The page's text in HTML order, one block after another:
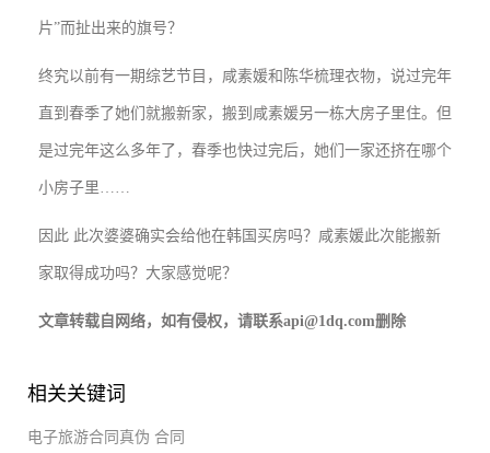
片”而扯出来的旗号？
终究以前有一期综艺节目，咸素媛和陈华梳理衣物，说过完年
直到春季了她们就搬新家，搬到咸素媛另一栋大房子里住。但
是过完年这么多年了，春季也快过完后，她们一家还挤在哪个
小房子里……
因此 此次婆婆确实会给他在韩国买房吗？咸素媛此次能搬新
家取得成功吗？大家感觉呢？
文章转载自网络，如有侵权，请联系api@1dq.com删除
相关关键词
电子旅游合同真伪 合同